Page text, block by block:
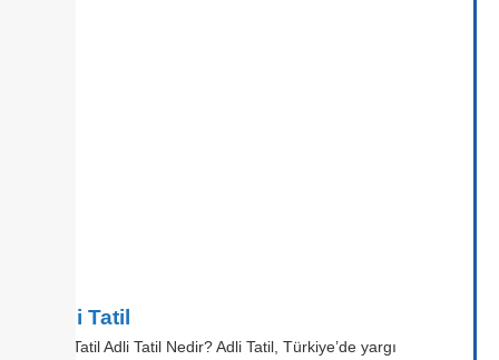
Adli Tatil
Adli Tatil Adli Tatil Nedir? Adli Tatil, Türkiye’de yargı